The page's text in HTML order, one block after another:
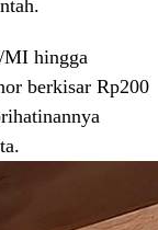
MI hingga
berkisar Rp200